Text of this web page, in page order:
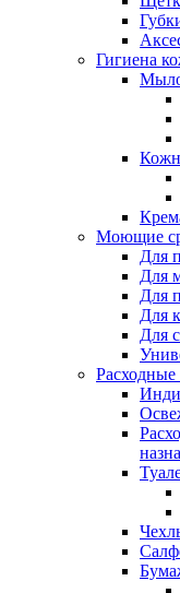
Гигиена
Моющие
Для
Для
Для
Для
Для